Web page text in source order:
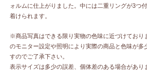
ォルムに仕上がりました。中には二重リングが3つ
着けられます。
※商品写真はできる限り実物の色味に近づけており
のモニター設定や照明により実際の商品と色味が多
すのでご了承下さい。
表示サイズは多少の誤差、個体差のある場合があり